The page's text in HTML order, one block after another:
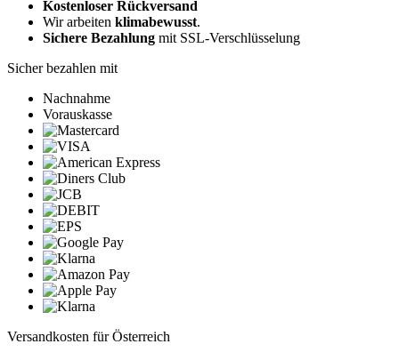
Kostenloser Rückversand
Wir arbeiten klimabewusst.
Sichere Bezahlung mit SSL-Verschlüsselung
Sicher bezahlen mit
Nachnahme
Vorauskasse
Versandkosten für Österreich